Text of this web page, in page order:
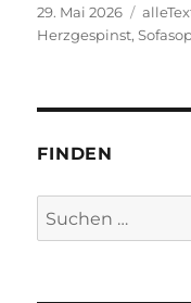
Veröffentlicht
am
29. Mai 2026
Herzgespinst,
FINDEN
Suchen
nach: